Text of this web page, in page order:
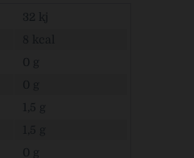
32 kj
0 g
1,5 g
0 g